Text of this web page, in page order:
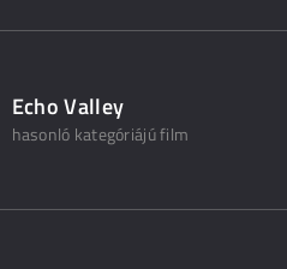
Echo Valley
hasonló kategóriájú film